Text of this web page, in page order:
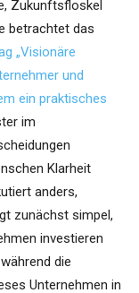
Zukunftsfloskel
betrachtet das
„Visionäre
und
ein praktisches
im
Klarheit
anders,
zunächst simpel,
investieren
die
Unternehmen in